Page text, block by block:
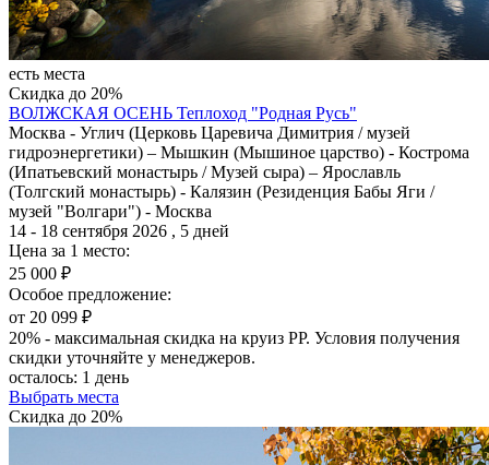
есть места
Скидка до 20%
ВОЛЖСКАЯ ОСЕНЬ Теплоход "Родная Русь"
Москва - Углич (Церковь Царевича Димитрия / музей
гидроэнергетики) – Мышкин (Мышиное царство) - Кострома
(Ипатьевский монастырь / Музей сыра) – Ярославль
(Толгский монастырь) - Калязин (Резиденция Бабы Яги /
музей "Волгари") - Москва
14 - 18 сентября 2026 , 5 дней
Цена за 1 место:
25 000 ₽
Особое предложение:
от 20 099 ₽
20% - максимальная скидка на круиз РР. Условия получения
скидки уточняйте у менеджеров.
осталось: 1 день
Выбрать места
Скидка до 20%